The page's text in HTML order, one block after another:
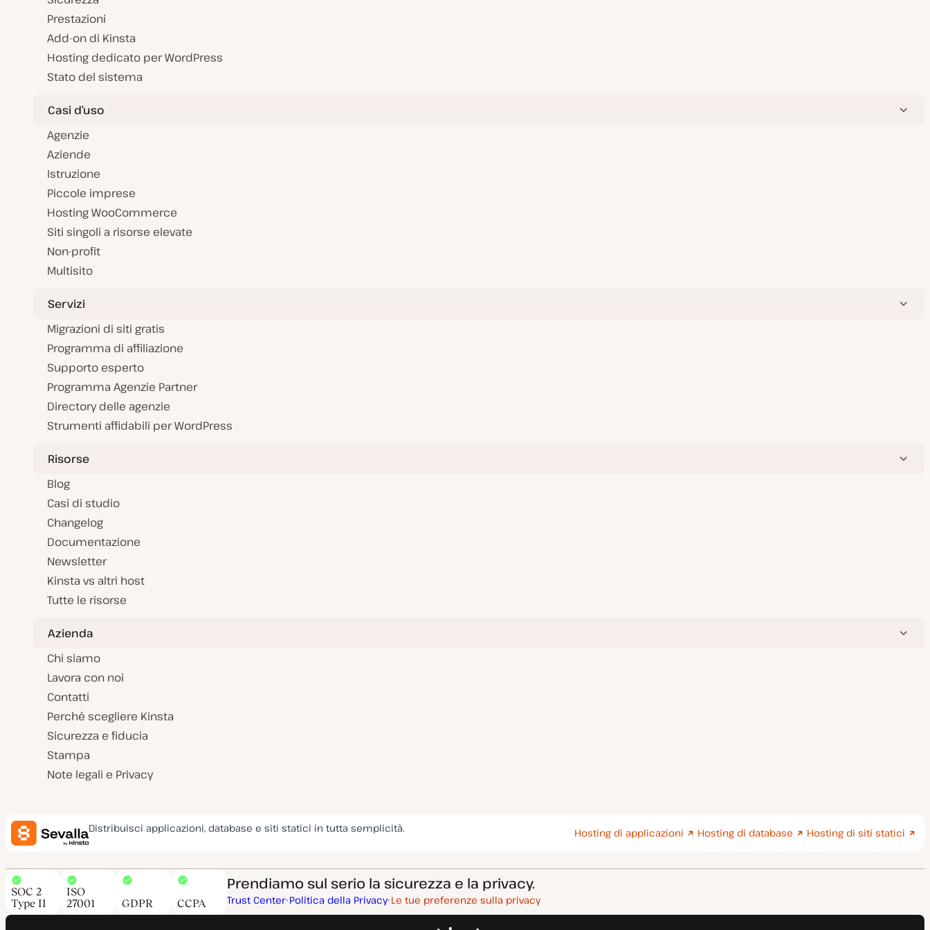
Prestazioni
Add-on di Kinsta
Hosting dedicato per WordPress
Stato del sistema
Casi d’uso
Agenzie
Aziende
Istruzione
Piccole imprese
Hosting WooCommerce
Siti singoli a risorse elevate
Non-profit
Multisito
Servizi
Migrazioni di siti gratis
Programma di affiliazione
Supporto esperto
Programma Agenzie Partner
Directory delle agenzie
Strumenti affidabili per WordPress
Risorse
Blog
Casi di studio
Changelog
Documentazione
Newsletter
Kinsta vs altri host
Tutte le risorse
Azienda
Chi siamo
Lavora con noi
Contatti
Perché scegliere Kinsta
Sicurezza e fiducia
Stampa
Note legali e Privacy
Distribuisci applicazioni, database e siti statici in tutta semplicità. Hosting di applicazioni Hosting di database Hosting di siti statici
Prendiamo sul serio la sicurezza e la privacy.
Trust Center Politica della Privacy Le tue preferenze sulla privacy
SOC 2
Type II
ISO
27001
GDPR CCPA